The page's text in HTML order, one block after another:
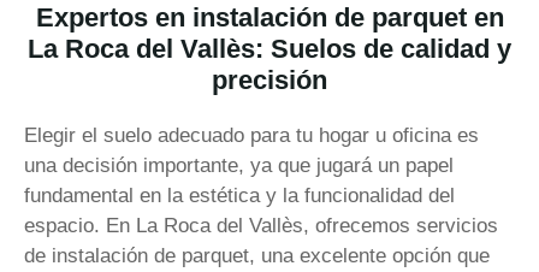
Expertos en instalación de parquet en
La Roca del Vallès: Suelos de calidad y
precisión
Elegir el suelo adecuado para tu hogar u oficina es
una decisión importante, ya que jugará un papel
fundamental en la estética y la funcionalidad del
espacio. En La Roca del Vallès, ofrecemos servicios
de instalación de parquet, una excelente opción que